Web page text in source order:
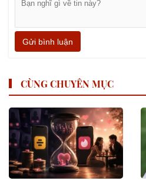
Gửi bình luận
CÙNG CHUYÊN MỤC